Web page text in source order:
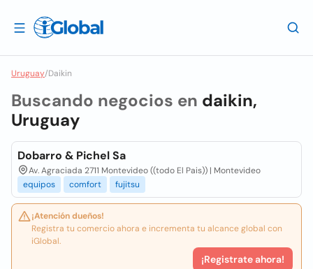
Uruguay/Daikin
Buscando negocios en daikin,
Uruguay
Dobarro & Pichel Sa
Av. Agraciada 2711 Montevideo ((todo El Pais)) | Montevideo
equipos
comfort fujitsu
¡Atención dueños!
Registra tu comercio ahora e incrementa tu alcance global con
iGlobal.
¡Registrate ahora!